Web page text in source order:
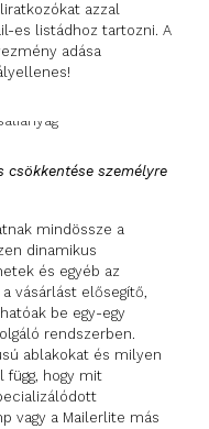
azzal
es listádhoz tartozni. A
adása
csökkentése személyre
mindössze a
dinamikus
és egyéb az
vásárlást elősegítő,
be egy-egy
rendszerben.
ablakokat és milyen
hogy mit
vagy a Mailerlite más